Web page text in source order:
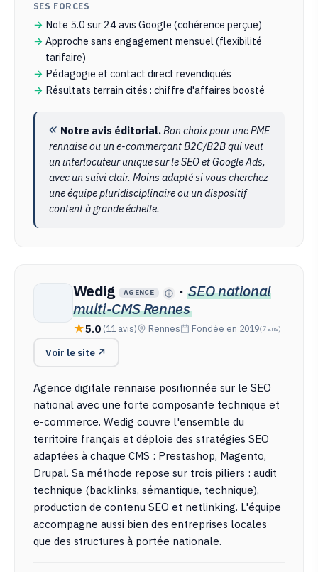
SES FORCES
Note 5.0 sur 24 avis Google (cohérence perçue)
Approche sans engagement mensuel (flexibilité
tarifaire)
Pédagogie et contact direct revendiqués
Résultats terrain cités : chiffre d'affaires boosté
Notre avis éditorial.Bon choix pour une PME
rennaise ou un e-commerçant B2C/B2B qui veut
un interlocuteur unique sur le SEO et Google Ads,
avec un suivi clair. Moins adapté si vous cherchez
une équipe pluridisciplinaire ou un dispositif
content à grande échelle.
Wedig AGENCE · SEO national
multi-CMS Rennes
5.0 (11 avis) Rennes Fondée en 2019(7 ans)
Voir le site ↗
Agence digitale rennaise positionnée sur le SEO
national avec une forte composante technique et
e-commerce. Wedig couvre l'ensemble du
territoire français et déploie des stratégies SEO
adaptées à chaque CMS : Prestashop, Magento,
Drupal. Sa méthode repose sur trois piliers : audit
technique (backlinks, sémantique, technique),
production de contenu SEO et netlinking. L'équipe
accompagne aussi bien des entreprises locales
que des structures à portée nationale.